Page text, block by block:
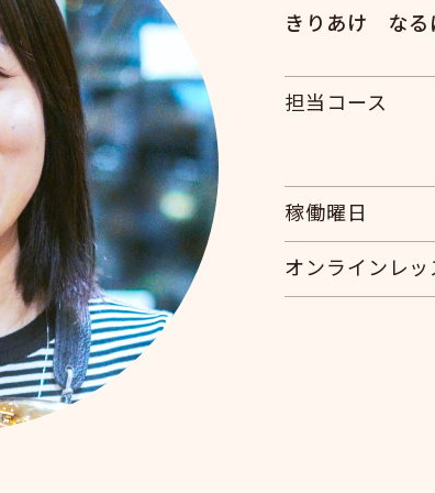
きりあけ なる
担当コース
稼働曜日
オンラインレッ